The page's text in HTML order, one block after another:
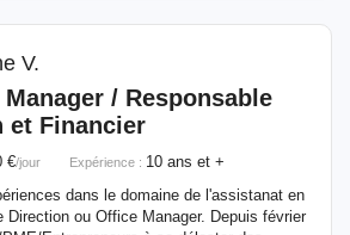
V.
/ Responsable
et Financier
€/jour Expérience : 10 ans et +
dans le domaine de l'assistanat en
Direction ou Office Manager. Depuis février